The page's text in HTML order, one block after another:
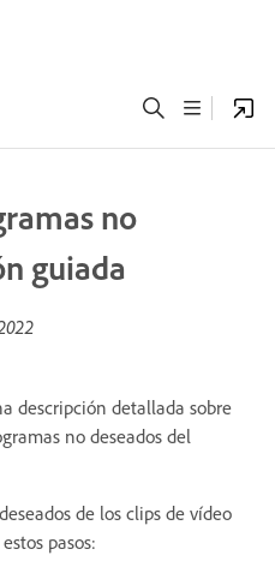
no
guiada
descripción detallada sobre
no deseados del
de los clips de vídeo
pasos: